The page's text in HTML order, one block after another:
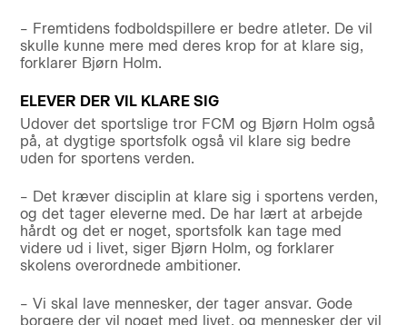
– Fremtidens fodboldspillere er bedre atleter. De vil
skulle kunne mere med deres krop for at klare sig,
forklarer Bjørn Holm.
ELEVER DER VIL KLARE SIG
Udover det sportslige tror FCM og Bjørn Holm også
på, at dygtige sportsfolk også vil klare sig bedre
uden for sportens verden.
– Det kræver disciplin at klare sig i sportens verden,
og det tager eleverne med. De har lært at arbejde
hårdt og det er noget, sportsfolk kan tage med
videre ud i livet, siger Bjørn Holm, og forklarer
skolens overordnede ambitioner.
– Vi skal lave mennesker, der tager ansvar. Gode
borgere der vil noget med livet, og mennesker der vil